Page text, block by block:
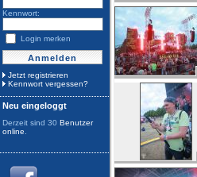
Kennwort:
Login merken
Jetzt registrieren
Kennwort vergessen?
Neu eingeloggt
Derzeit sind 30 Benutzer
online